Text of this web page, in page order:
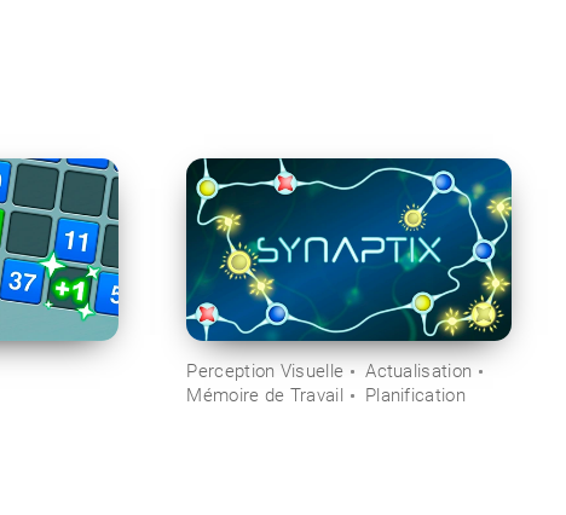
Perception Visuelle
Actualisation
Mémoire de Travail
Planification